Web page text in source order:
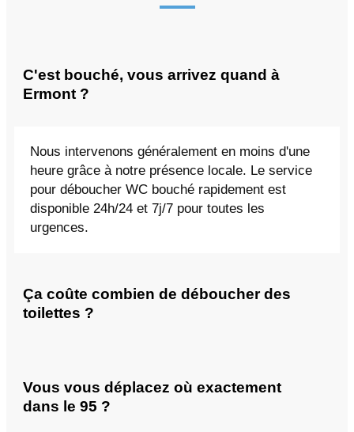
C'est bouché, vous arrivez quand à
Ermont ?
Nous intervenons généralement en moins d'une
heure grâce à notre présence locale. Le service
pour déboucher WC bouché rapidement est
disponible 24h/24 et 7j/7 pour toutes les
urgences.
Ça coûte combien de déboucher des
toilettes ?
Vous vous déplacez où exactement
dans le 95 ?